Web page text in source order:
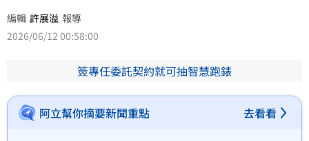
編輯 許展溢 報導
2026/06/12 00:58:00
簽專任委託契約就可抽智慧跑錶
阿立幫你摘要新聞重點 去看看